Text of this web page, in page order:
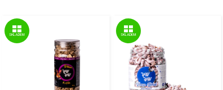
SKLADEM SKLADEM